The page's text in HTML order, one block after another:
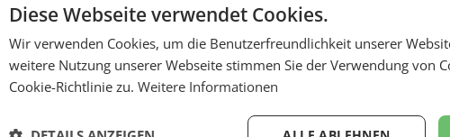
XING Teilen
Diese Webseite verwendet Cookies.
Wir verwenden Cookies, um die Benutzerfreundlichkeit unserer
weitere Nutzung unserer Webseite stimmen Sie der Verwendung von
Cookie-Richtlinie zu. Weitere Informationen